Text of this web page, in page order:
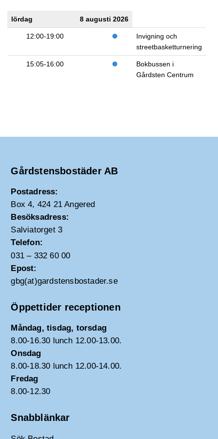
lördag 8 augusti 2026
12:00-19:00
Invigning och
streetbasketturnering
15:05-16:00
Bokbussen i
Gårdsten Centrum
Gårdstensbostäder AB
Postadress:
Box 4, 424 21 Angered
Besöksadress:
Salviatorget 3
Telefon:
031 – 332 60 00
Epost:
gbg(at)gardstensbostader.se
Öppettider receptionen
Måndag, tisdag, torsdag
8.00-16.30 lunch 12.00-13.00.
Onsdag
8.00-18.30 lunch 12.00-14.00.
Fredag
8.00-12.30
Snabblänkar